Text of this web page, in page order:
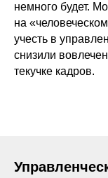
немного будет.
на
учесть в
снизили
текучке кадров.